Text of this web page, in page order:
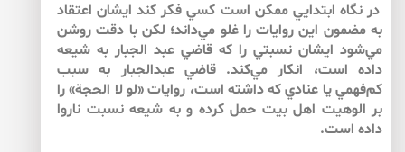
در نگاه ابتدايي ممكن است كسي فكر كند ايشان اعتقاد
به مضمون اين روايات را غلو مي‌داند؛ لكن با دقت روشن
مي‌شود ايشان نسبتي را كه قاضي عبد الجبار به شيعه
داده است، انكار مي‌كند. قاضي عبدالجبار به سبب
كم‌فهمي يا عنادي كه داشته است، روايات «لو لا الحجة» را
بر الوهيت اهل بيت حمل كرده و به شيعه نسبت ناروا
داده است.